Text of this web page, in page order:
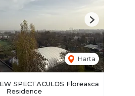
Harta
Next
SPECTACULOS Floreasca
Residence